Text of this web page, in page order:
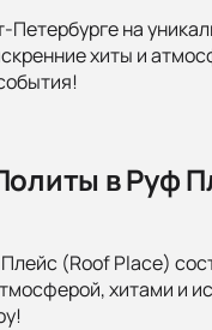
Петербурге на
хиты и
в Руф
(Roof Place)
хитами и